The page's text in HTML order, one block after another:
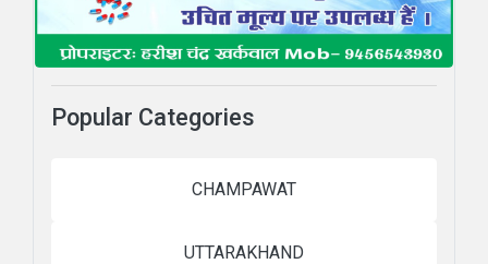
Popular Categories
CHAMPAWAT
UTTARAKHAND